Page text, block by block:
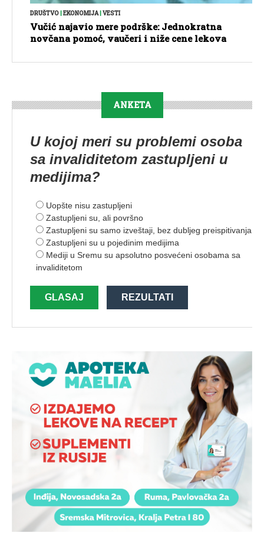
DRUŠTVO|EKONOMIJA|VESTI
Vučić najavio mere podrške: Jednokratna
novčana pomoć, vaučeri i niže cene lekova
ANKETA
U kojoj meri su problemi osoba
sa invaliditetom zastupljeni u
medijima?
Uopšte nisu zastupljeni
Zastupljeni su, ali površno
Zastupljeni su samo izveštaji, bez dubljeg preispitivanja
Zastupljeni su u pojedinim medijima
Mediji u Sremu su apsolutno posvećeni osobama sa
invaliditetom
GLASAJ REZULTATI